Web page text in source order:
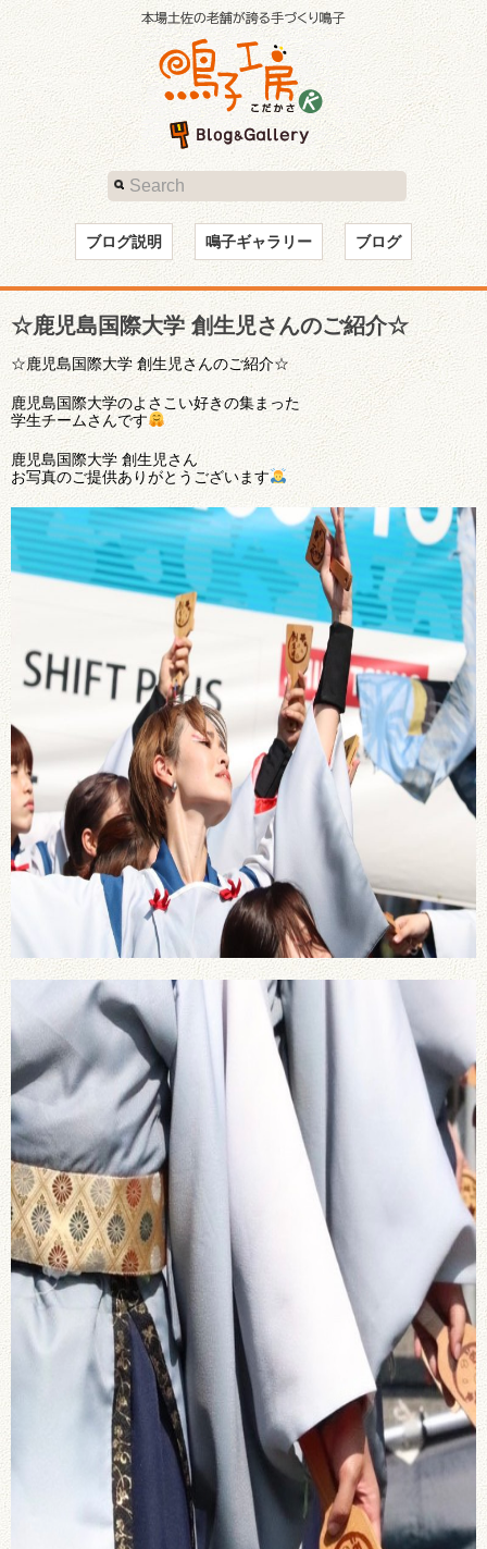
ブログ説明 鳴子ギャラリー ブログ
☆鹿児島国際大学 創生児さんのご紹介☆
☆鹿児島国際大学 創生児さんのご紹介☆
鹿児島国際大学のよさこい好きの集まった
学生チームさんです
鹿児島国際大学 創生児さん
お写真のご提供ありがとうございます